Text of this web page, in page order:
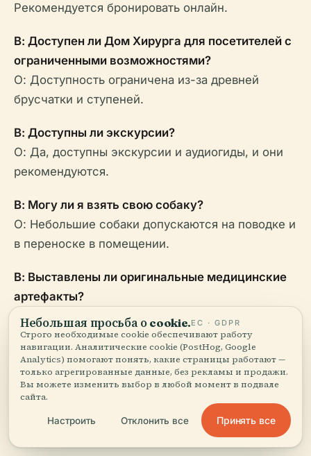
Рекомендуется бронировать онлайн.
В: Доступен ли Дом Хирурга для посетителей с
ограниченными возможностями?
О: Доступность ограничена из-за древней
брусчатки и ступеней.
В: Доступны ли экскурсии?
О: Да, доступны экскурсии и аудиогиды, и они
рекомендуются.
В: Могу ли я взять свою собаку?
О: Небольшие собаки допускаются на поводке и
в переноске в помещении.
В: Выставлены ли оригинальные медицинские
артефакты?
О: Оригинальные хирургические инструменты
хранятся в Археологическом музее Неаполя;
реплики и информационные панели доступны на
месте.
Небольшая просьба о cookie.ЕС · GDPR
Строго необходимые cookie обеспечивают работу
навигации. Аналитические cookie (PostHog, Google
Analytics) помогают понять, какие страницы работают —
только агрегированные данные, без рекламы и продажи.
Вы можете изменить выбор в любой момент в подвале
сайта.
Настроить Отклонить все Принять все